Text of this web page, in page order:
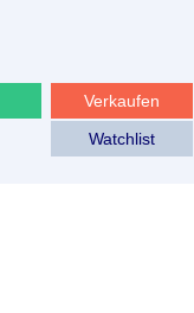
Verkaufen
Watchlist